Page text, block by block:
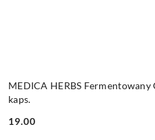
MEDICA HERBS
kaps.
Cena:
19.00